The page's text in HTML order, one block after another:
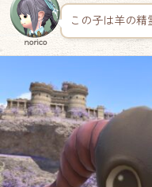
norico
この子は羊の